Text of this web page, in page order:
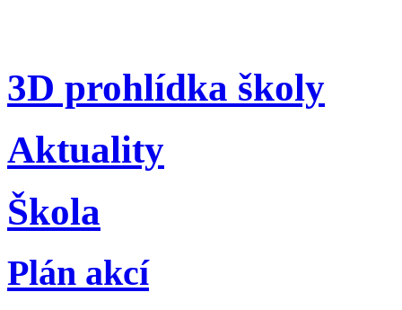
3D prohlídka školy
Aktuality
Škola
Plán akcí